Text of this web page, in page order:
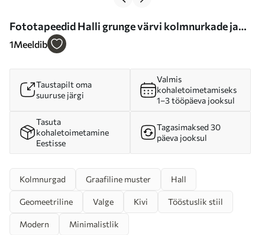
Fototapeedid Halli grunge värvi kolmnurkade ja
nurkade stiilsed geomeetrilised kujundid Nr u97205
1Meeldib
Taustapilt oma
suuruse järgi
Valmis
kohaletoimetamiseks
1–3 tööpäeva jooksul
Tasuta
kohaletoimetamine
Eestisse
Tagasimaksed 30
päeva jooksul
Kolmnurgad Graafiline muster Hall
Geomeetriline Valge Kivi Tööstuslik stiil
Modern Minimalistlik